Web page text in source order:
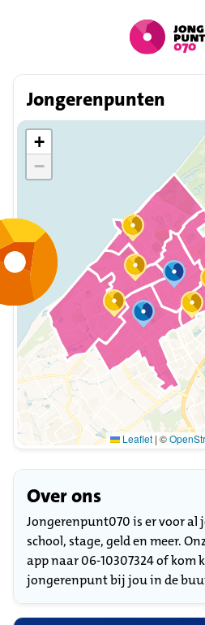
Jongerenpunten
+
−
Leaflet | ©
Over ons
Jongerenpunt070 is er voor al
school, stage, geld en meer.
app naar 06-10307324 of kom
jongerenpunt bij jou in de